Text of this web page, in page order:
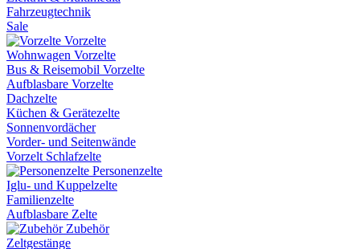
Fahrzeugtechnik
Sale
Vorzelte
Wohnwagen Vorzelte
Bus & Reisemobil Vorzelte
Aufblasbare Vorzelte
Dachzelte
Küchen & Gerätezelte
Sonnenvordächer
Vorder- und Seitenwände
Vorzelt Schlafzelte
Personenzelte
Iglu- und Kuppelzelte
Familienzelte
Aufblasbare Zelte
Zubehör
Zeltgestänge